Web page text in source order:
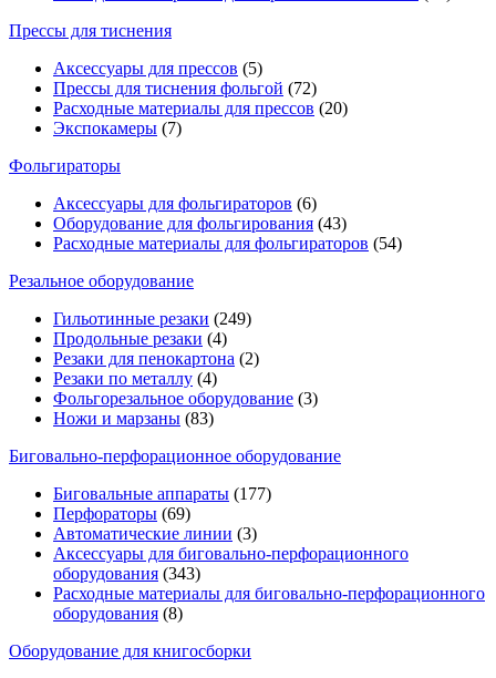
Прессы для тиснения
Аксессуары для прессов (5)
Прессы для тиснения фольгой (72)
Расходные материалы для прессов (20)
Экспокамеры (7)
Фольгираторы
Аксессуары для фольгираторов (6)
Оборудование для фольгирования (43)
Расходные материалы для фольгираторов (54)
Резальное оборудование
Гильотинные резаки (249)
Продольные резаки (4)
Резаки для пенокартона (2)
Резаки по металлу (4)
Фольгорезальное оборудование (3)
Ножи и марзаны (83)
Биговально-перфорационное оборудование
Биговальные аппараты (177)
Перфораторы (69)
Автоматические линии (3)
Аксессуары для биговально-перфорационного
оборудования (343)
Расходные материалы для биговально-перфорационного
оборудования (8)
Оборудование для книгосборки